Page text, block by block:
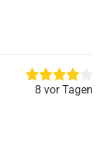
8 vor Tagen